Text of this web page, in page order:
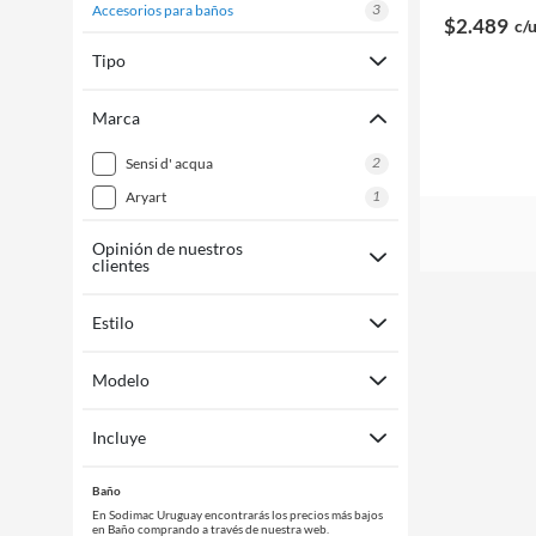
accesorios para baños 3
Tipo
Marca
sensi d' acqua
2
aryart
1
Opinión de nuestros
clientes
Estilo
Modelo
Incluye
Baño
En Sodimac Uruguay encontrarás los precios más bajos
en Baño comprando a través de nuestra web.
$2.489 c/